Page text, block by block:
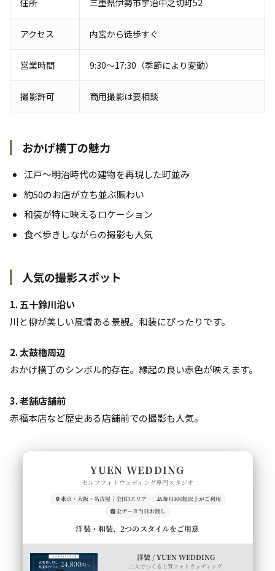
住所 三重県伊勢市宇治中之切町52
アクセス 内宮から徒歩すぐ
営業時間 9:30〜17:30（季節により変動）
撮影許可 商用撮影は要相談
おかげ横丁の魅力
江戸〜明治時代の建物を再現した町並み
約50のお店が立ち並ぶ賑わい
和装が特に映えるロケーション
食べ歩きしながらの撮影も人気
人気の撮影スポット
1. 五十鈴川沿い
川と柳が美しい風情ある景観。和装にぴったりです。
2. 太鼓櫓周辺
おかげ横丁のシンボル的存在。縁起の良い赤色が映えます。
3. 老舗店舗前
赤福本店など歴史ある店舗前での撮影も人気。
YUEN WEDDING
セルフフォトウェディング専門スタジオ
東京・大阪・名古屋｜全国3エリア
毎月100組以上がご利用
全データ当日お渡し
洋装・和装、2つのスタイルをご用意
洋装 / YUEN WEDDING
二人でつくる上質フォトウェディング